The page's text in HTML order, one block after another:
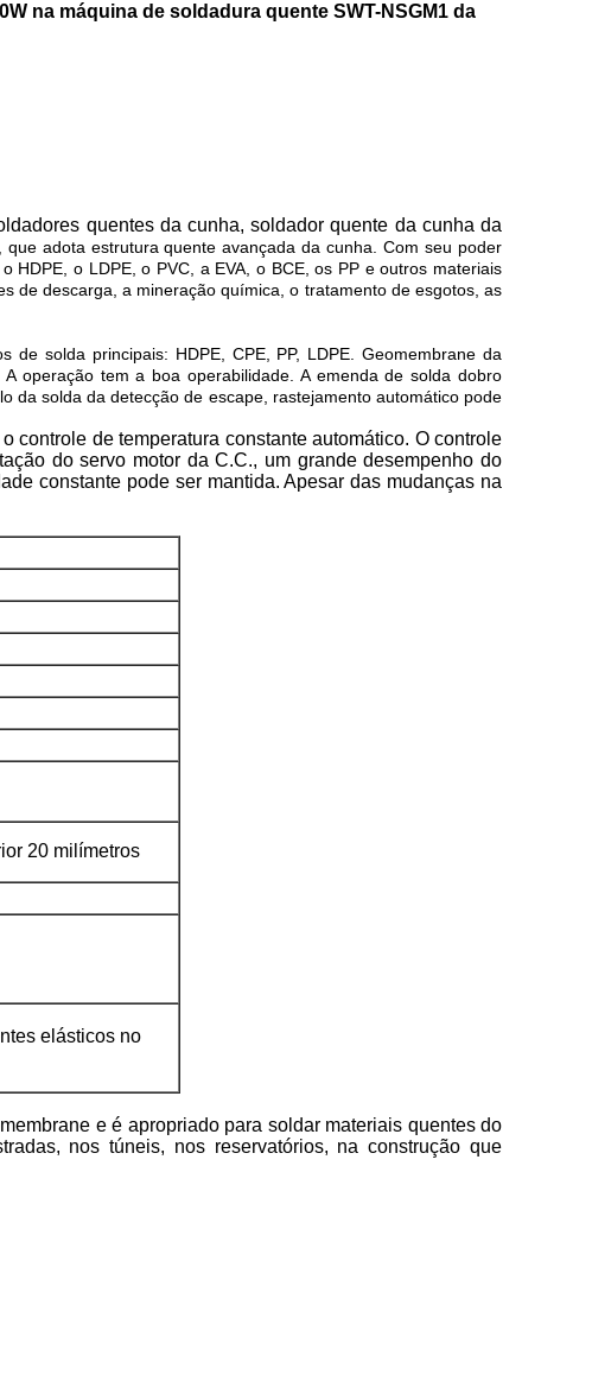
na máquina de soldadura quente SWT-NSGM1 da
quentes da cunha, soldador quente da cunha da
adota estrutura quente avançada da cunha. Com seu poder
o LDPE, o PVC, a EVA, o BCE, os PP e outros materiais
de descarga, a mineração química, o tratamento de esgotos, as
solda principais: HDPE, CPE, PP, LDPE. Geomembrane da
operação tem a boa operabilidade. A emenda de solda dobro
da solda da detecção de escape, rastejamento automático pode
controle de temperatura constante automático. O controle
do servo motor da C.C., um grande desempenho do
constante pode ser mantida. Apesar das mudanças na
20 milímetros
elásticos no
e é apropriado para soldar materiais quentes do
nos túneis, nos reservatórios, na construção que